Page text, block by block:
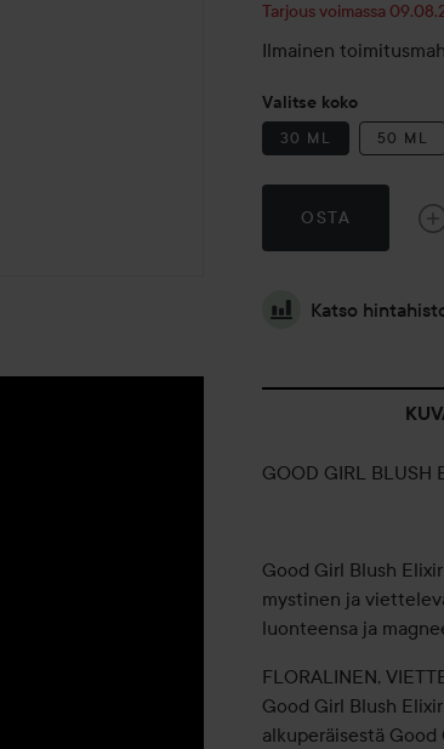
Tarjous voimassa
Ilmainen
Valitse koko
30 ML 50 ML
OSTA
Katso
GOOD GIRL BLUSH
Good Girl Blush
mystinen ja
luonteensa ja
FLORALINEN,
Good Girl Blush
alkuperäisestä